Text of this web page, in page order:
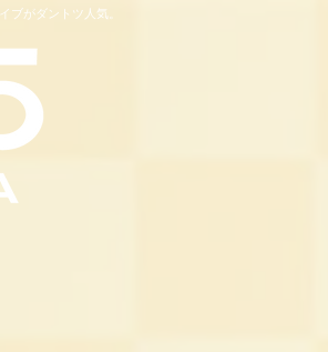
ブがダントツ人気。